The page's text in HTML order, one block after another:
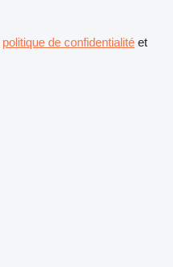
politique de confidentialité et